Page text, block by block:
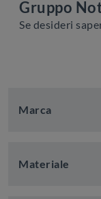
Marca
Materiale
Gruppo